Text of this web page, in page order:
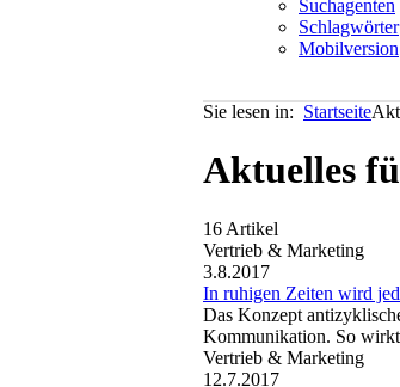
Suchagenten
Schlagwörter
Mobilversion
Sie lesen in: Startseite
Aktuelles
16 Artikel
Vertrieb & Marketing
3.8.2017
In ruhigen Zeiten wird
Das Konzept
Kommunikation. So
Vertrieb & Marketing
12.7.2017